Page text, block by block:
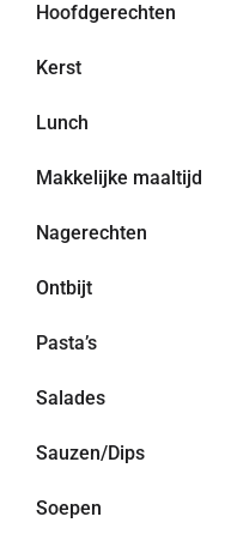
Hoofdgerechten
Kerst
Lunch
Makkelijke maaltijd
Nagerechten
Ontbijt
Pasta’s
Salades
Sauzen/Dips
Soepen